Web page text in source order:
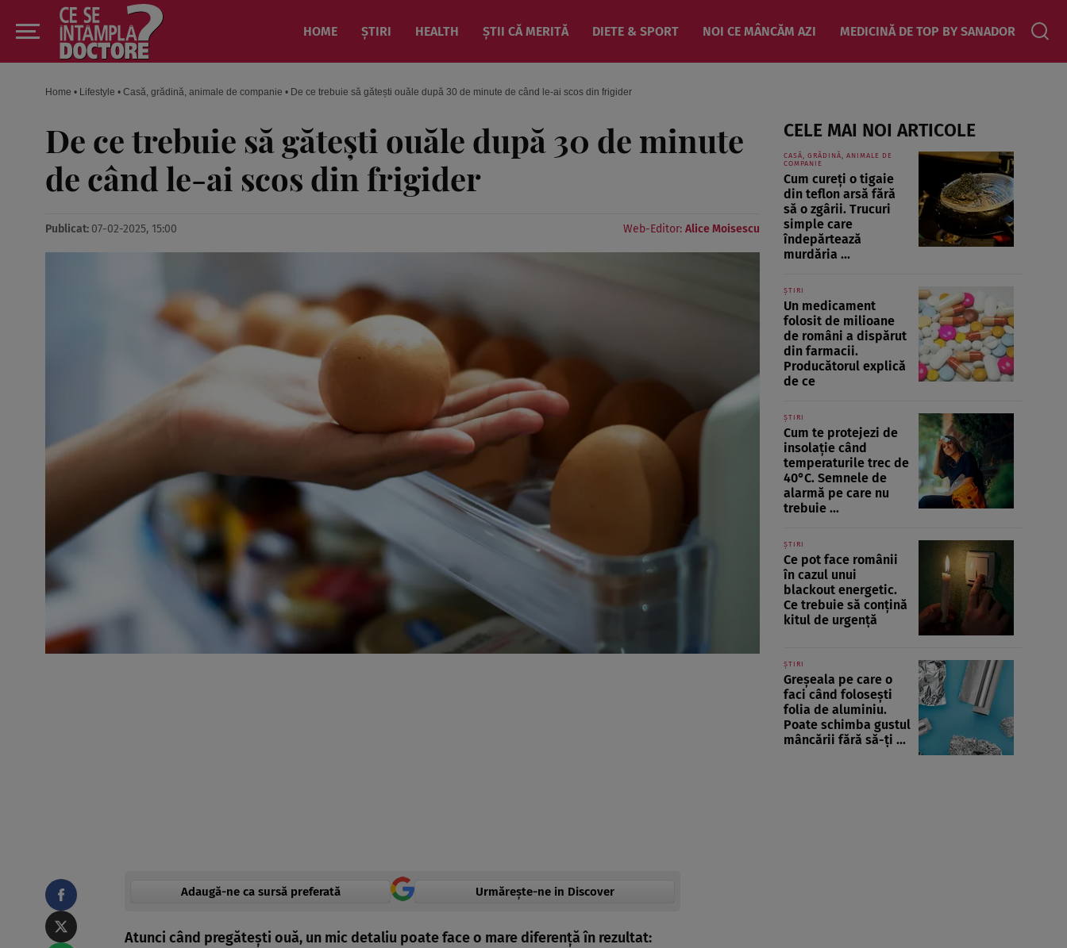
HOME ȘTIRI HEALTH ȘTII CĂ MERITĂ DIETE & SPORT NOI CE MÂNCĂM AZI MEDICINĂ DE TOP BY SANADOR
Home • Lifestyle • Casă, grădină, animale de companie • De ce trebuie să gătești ouăle după 30 de minute de când le-ai scos din frigider
De ce trebuie să gătești ouăle după 30 de minute
de când le-ai scos din frigider
Publicat: 07-02-2025, 15:00 Web-Editor: Alice Moisescu
Adaugă-ne ca sursă preferată Urmărește-ne in Discover
Atunci când pregătești ouă, un mic detaliu poate face o mare diferență în rezultat:
CELE MAI NOI ARTICOLE
CASĂ, GRĂDINĂ, ANIMALE DE
COMPANIE
Cum cureți o tigaie
din teflon arsă fără
să o zgârii. Trucuri
simple care
îndepărtează
murdăria ...
ȘTIRI
Un medicament
folosit de milioane
de români a dispărut
din farmacii.
Producătorul explică
de ce
ȘTIRI
Cum te protejezi de
insolație când
temperaturile trec de
40°C. Semnele de
alarmă pe care nu
trebuie ...
ȘTIRI
Ce pot face românii
în cazul unui
blackout energetic.
Ce trebuie să conțină
kitul de urgență
ȘTIRI
Greșeala pe care o
faci când folosești
folia de aluminiu.
Poate schimba gustul
mâncării fără să-ți ...